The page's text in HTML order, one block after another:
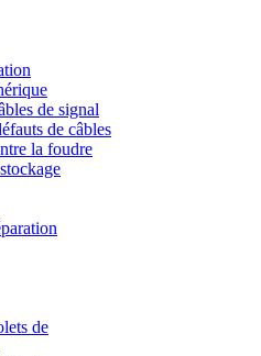
de signal
de câbles
la foudre
de